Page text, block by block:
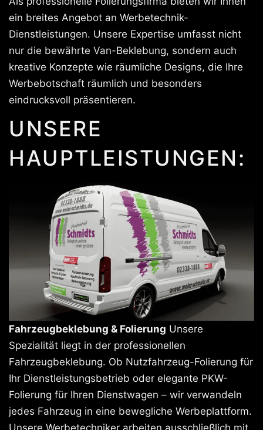
ein breites Angebot an Werbetechnik-
Dienstleistungen. Unsere Expertise umfasst nicht
nur die bewährte Van-Beklebung, sondern auch
kreative Konzepte wie räumliche Designs, die Ihre
Werbebotschaft räumlich und besonders
eindrucksvoll präsentieren.
UNSERE
HAUPTLEISTUNGEN:
Fahrzeugbeklebung & Folierung Unsere
Spezialität liegt in der professionellen
Fahrzeugbeklebung. Ob Nutzfahrzeug-Folierung für
Ihr Dienstleistungsbetrieb oder elegante PKW-
Folierung für Ihren Dienstwagen – wir verwandeln
jedes Fahrzeug in eine bewegliche Werbeplattform.
Unsere Werbetechniker arbeiten ausschließlich mit